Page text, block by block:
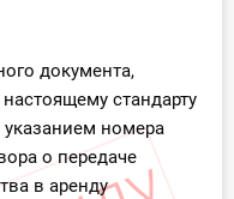
документа,
стандарту
указанием номера
о передаче
в аренду